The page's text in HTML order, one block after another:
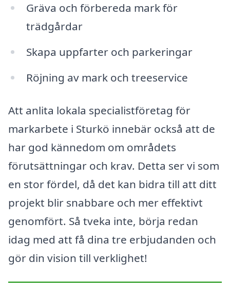
Gräva och förbereda mark för
trädgårdar
Skapa uppfarter och parkeringar
Röjning av mark och treeservice
Att anlita lokala specialistföretag för
markarbete i Sturkö innebär också att de
har god kännedom om områdets
förutsättningar och krav. Detta ser vi som
en stor fördel, då det kan bidra till att ditt
projekt blir snabbare och mer effektivt
genomfört. Så tveka inte, börja redan
idag med att få dina tre erbjudanden och
gör din vision till verklighet!